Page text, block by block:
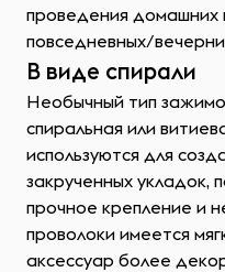
проведения домашних
повседневных/
В виде спирали
Необычный тип
спиральная или
используются для
закрученных укладок,
прочное крепление и
проволоки имеется
аксессуар более